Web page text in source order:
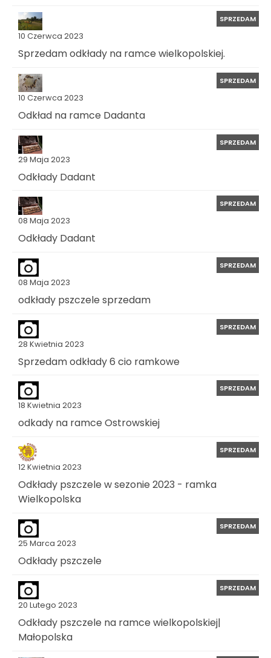
10 Czerwca 2023
SPRZEDAM
Sprzedam odkłady na ramce wielkopolskiej.
10 Czerwca 2023
SPRZEDAM
Odkład na ramce Dadanta
29 Maja 2023
SPRZEDAM
Odkłady Dadant
08 Maja 2023
SPRZEDAM
Odkłady Dadant
08 Maja 2023
SPRZEDAM
odkłady pszczele sprzedam
28 Kwietnia 2023
SPRZEDAM
Sprzedam odkłady 6 cio ramkowe
18 Kwietnia 2023
SPRZEDAM
odkady na ramce Ostrowskiej
12 Kwietnia 2023
SPRZEDAM
Odkłady pszczele w sezonie 2023 - ramka
Wielkopolska
25 Marca 2023
SPRZEDAM
Odkłady pszczele
20 Lutego 2023
SPRZEDAM
Odkłady pszczele na ramce wielkopolskiej|
Małopolska